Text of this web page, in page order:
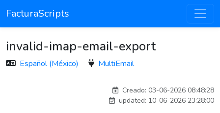
FacturaScripts
invalid-imap-email-export
Español (México) MultiEmail
Creado: 03-06-2026 08:48:28
updated: 10-06-2026 23:28:00